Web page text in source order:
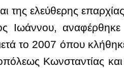
της ελεύθερης
Ιωάννου,
το 2007 όπου
Κωνσταντίας